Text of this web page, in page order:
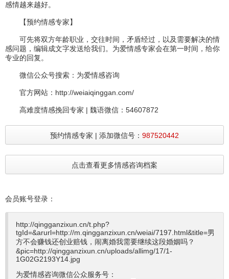
感情越来越好。
【预约情感专家】
可先将双方年龄职业，交往时间，矛盾经过，以及需要解决的情
感问题，编辑成文字发送给我们。为爱情感专家会在第一时间，给你
专业的回复。
微信公众号搜索：为爱情感咨询
官方网站：http://weiaiqinggan.com/
高难度情感挽回专家 | 魏语微信：54607872
预约情感专家 | 添加微信号： 987520442
点击查看更多情感咨询档案
会员账号登录：
http://qingganzixun.cn/t.php?
tgId=&arurl=http://m.qingganzixun.cn/weiai/7197.html&title=男
方不会赚钱还创业赔钱，闹离婚我需要继续这段婚姻吗？
&pic=http://qingganzixun.cn/uploads/allimg/17/1-
1G02G2193Y14.jpg
为爱情感咨询微信公众服务号：